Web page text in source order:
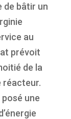
de bâtir un
au
prévoit
de la
réacteur.
une